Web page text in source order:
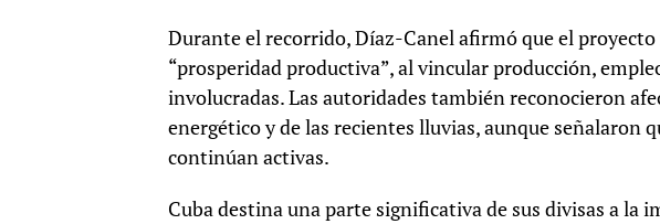
Durante el recorrido, Díaz-Canel afirmó que el
“prosperidad productiva”, al vincular producción,
involucradas. Las autoridades también reconocieron
energético y de las recientes lluvias, aunque señalaron
continúan activas.
Cuba destina una parte significativa de sus divisas a la